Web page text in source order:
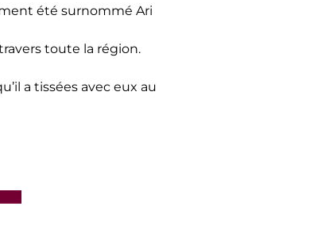
été surnommé Ari
toute la région.
a tissées avec eux au